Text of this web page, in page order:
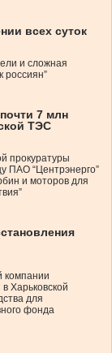
всех суток
и сложная
россиян”
7 млн
ТЭС
прокуратуры
ПАО “Центрэнерго”
и моторов для
компании
Харьковской
для
фонда